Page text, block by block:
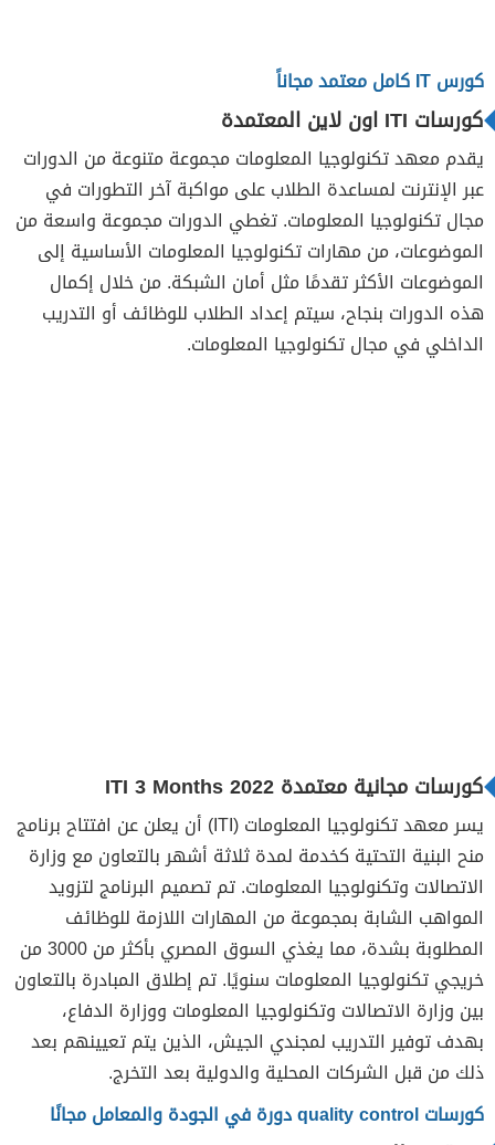
كورس IT كامل معتمد مجاناً
كورسات ITI اون لاين المعتمدة
يقدم معهد تكنولوجيا المعلومات مجموعة متنوعة من الدورات
عبر الإنترنت لمساعدة الطلاب على مواكبة آخر التطورات في
مجال تكنولوجيا المعلومات. تغطي الدورات مجموعة واسعة من
الموضوعات، من مهارات تكنولوجيا المعلومات الأساسية إلى
الموضوعات الأكثر تقدمًا مثل أمان الشبكة. من خلال إكمال
هذه الدورات بنجاح، سيتم إعداد الطلاب للوظائف أو التدريب
الداخلي في مجال تكنولوجيا المعلومات.
كورسات مجانية معتمدة ITI 3 Months 2022
يسر معهد تكنولوجيا المعلومات (ITI) أن يعلن عن افتتاح برنامج
منح البنية التحتية كخدمة لمدة ثلاثة أشهر بالتعاون مع وزارة
الاتصالات وتكنولوجيا المعلومات. تم تصميم البرنامج لتزويد
المواهب الشابة بمجموعة من المهارات اللازمة للوظائف
المطلوبة بشدة، مما يغذي السوق المصري بأكثر من 3000 من
خريجي تكنولوجيا المعلومات سنويًا. تم إطلاق المبادرة بالتعاون
بين وزارة الاتصالات وتكنولوجيا المعلومات ووزارة الدفاع،
بهدف توفير التدريب لمجندي الجيش، الذين يتم تعيينهم بعد
ذلك من قبل الشركات المحلية والدولية بعد التخرج.
كورسات quality control دورة في الجودة والمعامل مجانًا